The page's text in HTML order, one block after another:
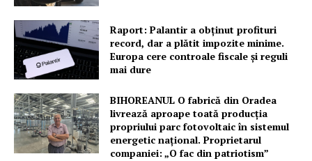
PRESShub
Despre noi / Echipa
Proiecte editoriale
Contact
Raport: Palantir a obținut profituri
record, dar a plătit impozite minime.
Europa cere controale fiscale și reguli
mai dure
BIHOREANUL O fabrică din Oradea
livrează aproape toată producția
propriului parc fotovoltaic în sistemul
energetic național. Proprietarul
companiei: „O fac din patriotism”